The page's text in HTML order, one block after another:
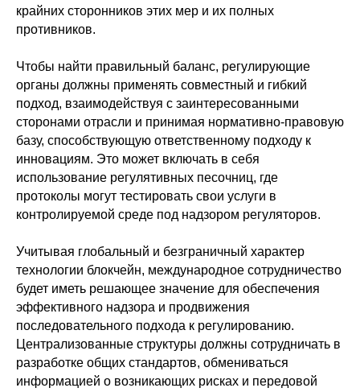
крайних сторонников этих мер и их полных
противников.
Чтобы найти правильный баланс, регулирующие
органы должны применять совместный и гибкий
подход, взаимодействуя с заинтересованными
сторонами отрасли и принимая нормативно-правовую
базу, способствующую ответственному подходу к
инновациям. Это может включать в себя
использование регулятивных песочниц, где
протоколы могут тестировать свои услуги в
контролируемой среде под надзором регуляторов.
Учитывая глобальный и безграничный характер
технологии блокчейн, международное сотрудничество
будет иметь решающее значение для обеспечения
эффективного надзора и продвижения
последовательного подхода к регулированию.
Централизованные структуры должны сотрудничать в
разработке общих стандартов, обмениваться
информацией о возникающих рисках и передовой
Навигация Социальные сети
Главная
Лаунчпад
Клуб
Блог
телеграм
нельзяграм
тик-ток
Партнерам
Ретродропы